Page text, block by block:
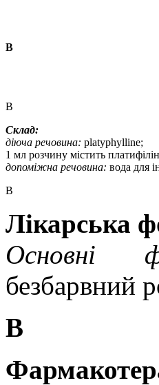
В
В
Склад:
діюча речовина: platyphylline;
1 мл розчину містить
допоміжна речовина: вода для
В
Лікарська
Основні
безбарвний
В